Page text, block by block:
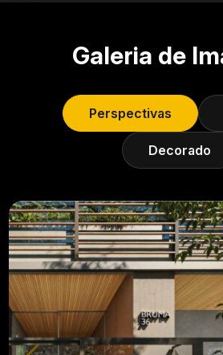
Galeria de
Perspectivas
Decorado